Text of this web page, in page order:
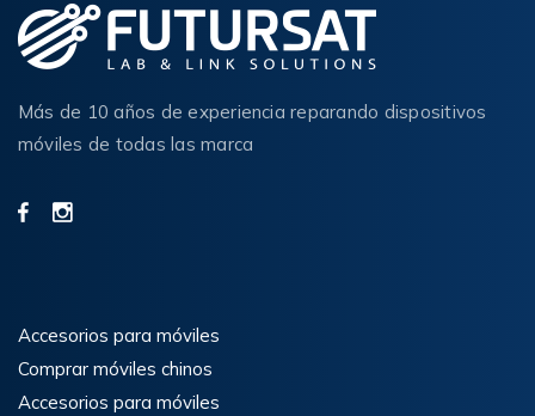
Más de 10 años de experiencia reparando dispositivos
móviles de todas las marca
Accesorios para móviles
Comprar móviles chinos
Accesorios para móviles